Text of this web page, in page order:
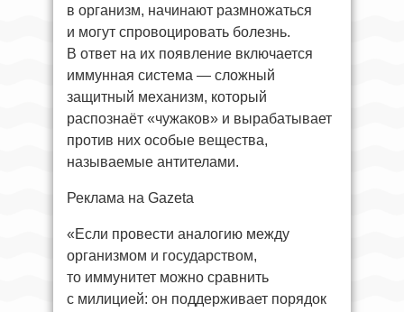
в организм, начинают размножаться
и могут спровоцировать болезнь.
В ответ на их появление включается
иммунная система — сложный
защитный механизм, который
распознаёт «чужаков» и вырабатывает
против них особые вещества,
называемые антителами.
Реклама на Gazeta
«Если провести аналогию между
организмом и государством,
то иммунитет можно сравнить
с милицией: он поддерживает порядок